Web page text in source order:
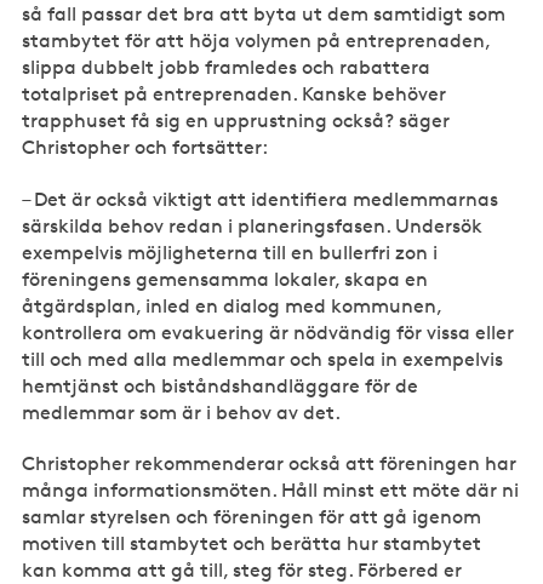
så fall passar det bra att byta ut dem samtidigt som
stambytet för att höja volymen på entreprenaden,
slippa dubbelt jobb framledes och rabattera
totalpriset på entreprenaden. Kanske behöver
trapphuset få sig en upprustning också? säger
Christopher och fortsätter:
– Det är också viktigt att identifiera medlemmarnas
särskilda behov redan i planeringsfasen. Undersök
exempelvis möjligheterna till en bullerfri zon i
föreningens gemensamma lokaler, skapa en
åtgärdsplan, inled en dialog med kommunen,
kontrollera om evakuering är nödvändig för vissa eller
till och med alla medlemmar och spela in exempelvis
hemtjänst och biståndshandläggare för de
medlemmar som är i behov av det.
Christopher rekommenderar också att föreningen har
många informationsmöten. Håll minst ett möte där ni
samlar styrelsen och föreningen för att gå igenom
motiven till stambytet och berätta hur stambytet
kan komma att gå till, steg för steg. Förbered er